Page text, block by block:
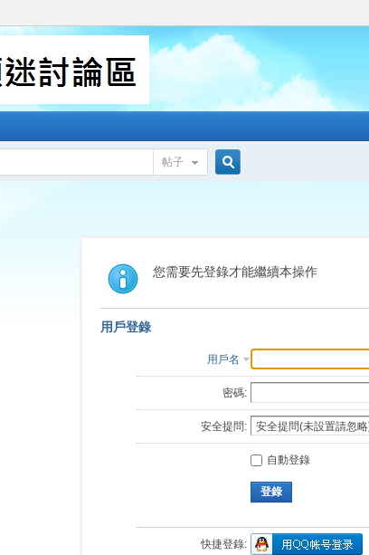
帖子
索
您需要先登錄才能繼續本操作
用戶登錄
用戶名
密碼:
安全提問:
自動登錄
登錄
快捷登錄: